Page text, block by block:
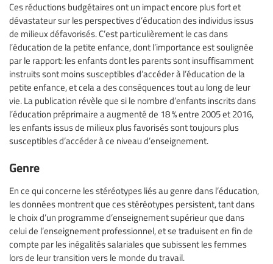
Ces réductions budgétaires ont un impact encore plus fort et
dévastateur sur les perspectives d’éducation des individus issus
de milieux défavorisés. C’est particulièrement le cas dans
l’éducation de la petite enfance, dont l’importance est soulignée
par le rapport: les enfants dont les parents sont insuffisamment
instruits sont moins susceptibles d’accéder à l’éducation de la
petite enfance, et cela a des conséquences tout au long de leur
vie. La publication révèle que si le nombre d’enfants inscrits dans
l’éducation préprimaire a augmenté de 18 % entre 2005 et 2016,
les enfants issus de milieux plus favorisés sont toujours plus
susceptibles d’accéder à ce niveau d’enseignement.
Genre
En ce qui concerne les stéréotypes liés au genre dans l’éducation,
les données montrent que ces stéréotypes persistent, tant dans
le choix d’un programme d’enseignement supérieur que dans
celui de l’enseignement professionnel, et se traduisent en fin de
compte par les inégalités salariales que subissent les femmes
lors de leur transition vers le monde du travail.